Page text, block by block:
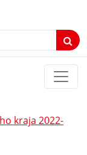
kraja 2022-